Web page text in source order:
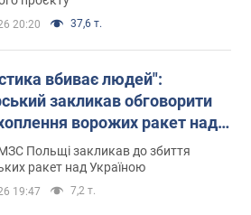
20:20 37,6 т.
вбиває людей":
закликав обговорити
ворожих ракет над
Польщі закликав до збиття
ракет над Україною
19:47 7,2 т.